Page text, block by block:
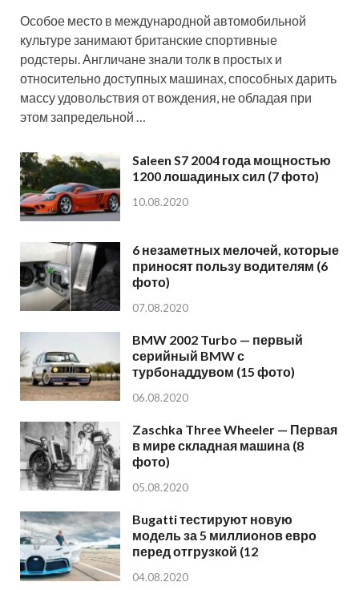
Особое место в международной автомобильной
культуре занимают британские спортивные
родстеры. Англичане знали толк в простых и
относительно доступных машинах, способных дарить
массу удовольствия от вождения, не обладая при
этом запредельной …
Saleen S7 2004 года мощностью
1200 лошадиных сил (7 фото)
10.08.2020
6 незаметных мелочей, которые
приносят пользу водителям (6
фото)
07.08.2020
BMW 2002 Turbo — первый
серийный BMW с
турбонаддувом (15 фото)
06.08.2020
Zaschka Three Wheeler — Первая
в мире складная машина (8
фото)
05.08.2020
Bugatti тестируют новую
модель за 5 миллионов евро
перед отгрузкой (12
04.08.2020